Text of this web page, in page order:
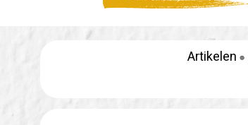
Artikelen